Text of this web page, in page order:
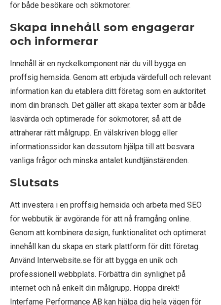
för både besökare och sökmotorer.
Skapa innehåll som engagerar
och informerar
Innehåll är en nyckelkomponent när du vill bygga en
proffsig hemsida. Genom att erbjuda värdefull och relevant
information kan du etablera ditt företag som en auktoritet
inom din bransch. Det gäller att skapa texter som är både
läsvärda och optimerade för sökmotorer, så att de
attraherar rätt målgrupp. En välskriven blogg eller
informationssidor kan dessutom hjälpa till att besvara
vanliga frågor och minska antalet kundtjänstärenden.
Slutsats
Att investera i en proffsig hemsida och arbeta med SEO
för webbutik är avgörande för att nå framgång online.
Genom att kombinera design, funktionalitet och optimerat
innehåll kan du skapa en stark plattform för ditt företag.
Använd Interwebsite.se för att bygga en unik och
professionell webbplats. Förbättra din synlighet på
internet och nå enkelt din målgrupp. Hoppa direkt!
Interfame Performance AB kan hjälpa dig hela vägen för